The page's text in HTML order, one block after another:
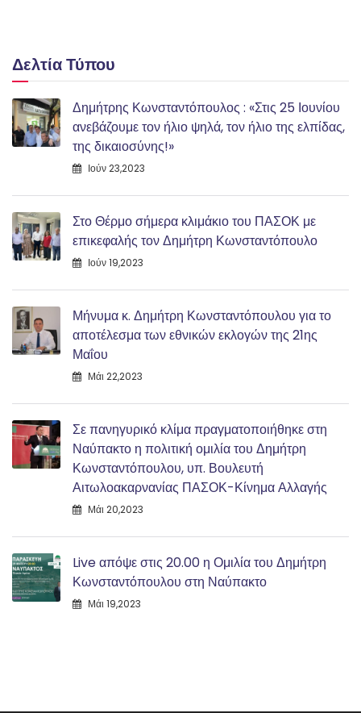
Δελτία Τύπου
Δημήτρης Κωνσταντόπουλος : «Στις 25 Ιουνίου
ανεβάζουμε τον ήλιο ψηλά, τον ήλιο της ελπίδας,
της δικαιοσύνης!»
Ιούν 23,2023
Στο Θέρμο σήμερα κλιμάκιο του ΠΑΣΟΚ με
επικεφαλής τον Δημήτρη Κωνσταντόπουλο
Ιούν 19,2023
Μήνυμα κ. Δημήτρη Κωνσταντόπουλου για το
αποτέλεσμα των εθνικών εκλογών της 21ης
Μαΐου
Μάι 22,2023
Σε πανηγυρικό κλίμα πραγματοποιήθηκε στη
Ναύπακτο η πολιτική ομιλία του Δημήτρη
Κωνσταντόπουλου, υπ. Βουλευτή
Αιτωλοακαρνανίας ΠΑΣΟΚ-Κίνημα Αλλαγής
Μάι 20,2023
Live απόψε στις 20.00 η Ομιλία του Δημήτρη
Κωνσταντόπουλου στη Ναύπακτο
Μάι 19,2023